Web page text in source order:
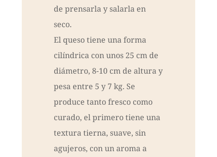
de prensarla y salarla en
seco.
El queso tiene una forma
cilíndrica con unos 25 cm de
diámetro, 8-10 cm de altura y
pesa entre 5 y 7 kg. Se
produce tanto fresco como
curado, el primero tiene una
textura tierna, suave, sin
agujeros, con un aroma a